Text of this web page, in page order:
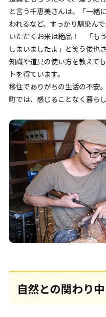
と言う千恵美さんは、「一緒
われるなど、すっかり馴染ん
いただくお米は絶品！ 「も
しまいましたよ」と笑う俊也
知識や道具の使い方を教えて
トを得ています。
移住でありがちの生活の不安
町では、感じることなく暮ら
自然との関わり